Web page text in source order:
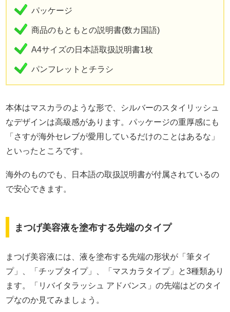
パッケージ
商品のもともとの説明書(数カ国語)
A4サイズの日本語取扱説明書1枚
パンフレットとチラシ
本体はマスカラのような形で、シルバーのスタイリッシュ
なデザインは高級感があります。パッケージの重厚感にも
「さすが海外セレブが愛用しているだけのことはあるな」
といったところです。
海外のものでも、日本語の取扱説明書が付属されているの
で安心できます。
まつげ美容液を塗布する先端のタイプ
まつげ美容液には、液を塗布する先端の形状が「筆タイ
プ」、「チップタイプ」、「マスカラタイプ」と3種類あり
ます。「リバイタラッシュ アドバンス」の先端はどのタイ
プなのか見てみましょう。